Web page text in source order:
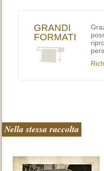
GRANDI
FORMATI
Nella stessa raccolta